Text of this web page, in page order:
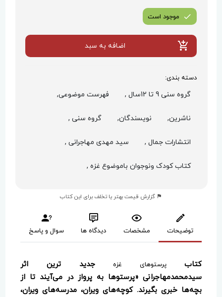
موجود است
اضافه به سبد
دسته بندی:
گروه سنی 9 تا 12سال , فهرست موضوعی,
ناشرین, نویسندگان, گروه سنی ,
انتشارات جمال , سید مهدی مهاجرانی ,
کتاب کودک ونوجوان باموضوع غزه ,
گزارش قیمت بهتر یا تخلف برای این کتاب
توضیحات مشخصات دیدگاه ها سوال و پاسخ
کتابپرستوهای غزه
جدید ترین اثر
سیدمحمدمهاجرانی «پرستوها به پرواز در می‌آیند تا از
بچه‌ها خبری بگیرند. کوچه‌های ویران، مدرسه‌های ویران،